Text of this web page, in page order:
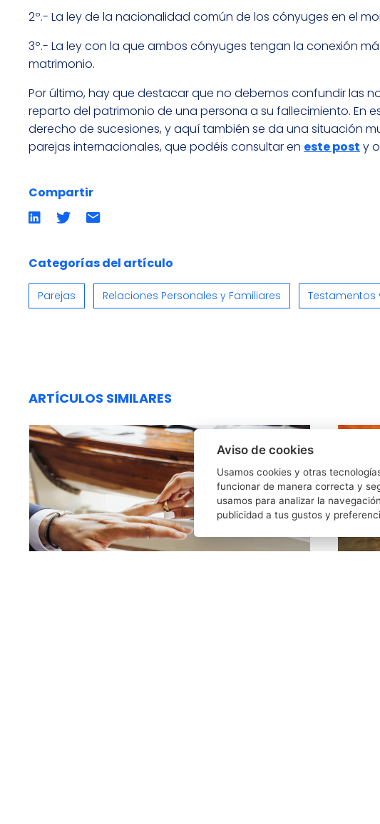
2º.- La ley de la nacionalidad común de los cónyuges en el
3º.- La ley con la que ambos cónyuges tengan la conexión
matrimonio.
Por último, hay que destacar que no debemos confundir las
reparto del patrimonio de una persona a su fallecimiento. En
derecho de sucesiones, y aquí también se da una situación
parejas internacionales, que podéis consultar en este post y
Compartir
Compartir
en
Compartir
en
Compartir
por
email
Categorías del artículo
Parejas Relaciones Personales y Familiares Testamentos
ARTÍCULOS SIMILARES
Aviso de cookies
Usamos cookies y otras
funcionar de manera correcta y
usamos para analizar la
publicidad a tus gustos y